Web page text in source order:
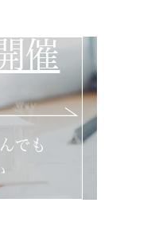
催
でも